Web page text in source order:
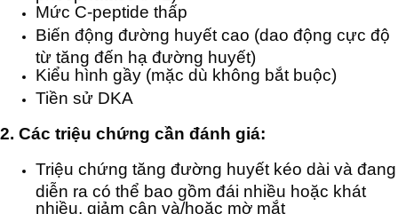
Mức C-peptide thấp
Biến động đường huyết cao (dao động cực độ
từ tăng đến hạ đường huyết)
Kiểu hình gầy (mặc dù không bắt buộc)
Tiền sử DKA
2. Các triệu chứng cần đánh giá:
Triệu chứng tăng đường huyết kéo dài và đang
diễn ra có thể bao gồm đái nhiều hoặc khát
nhiều, giảm cân và/hoặc mờ mắt